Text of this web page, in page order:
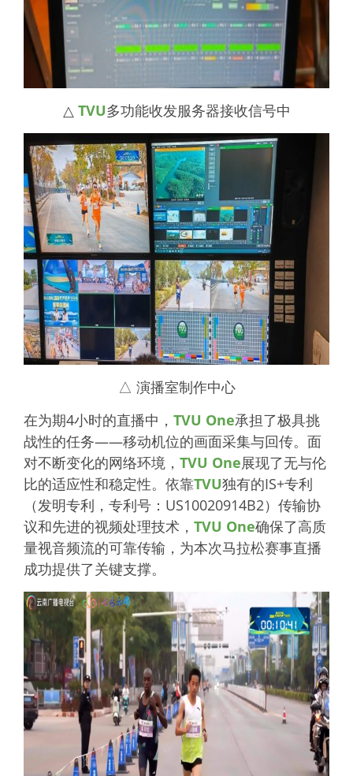
△ TVU多功能收发服务器接收信号中
△ 演播室制作中心
在为期4小时的直播中， TVU One承担了极具挑
战性的任务——移动机位的画面采集与回传。面
对不断变化的网络环境， TVU One展现了无与伦
比的适应性和稳定性。依靠TVU独有的IS+专利
（发明专利，专利号：US10020914B2）传输协
议和先进的视频处理技术， TVU One确保了高质
量视音频流的可靠传输，为本次马拉松赛事直播
成功提供了关键支撑。